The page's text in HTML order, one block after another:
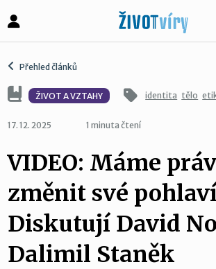
Přehled článků
ŽIVOT A VZTAHY identita tělo
17. 12. 2025 1 minuta čtení
VIDEO: Máme
změnit své
Diskutují David
Dalimil Staněk